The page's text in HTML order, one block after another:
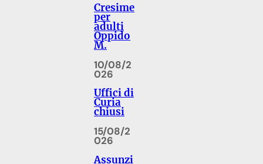
Cresime
per
adulti
Oppido
M.
10/08/2
026
Uffici di
Curia
chiusi
15/08/2
026
Assunzi